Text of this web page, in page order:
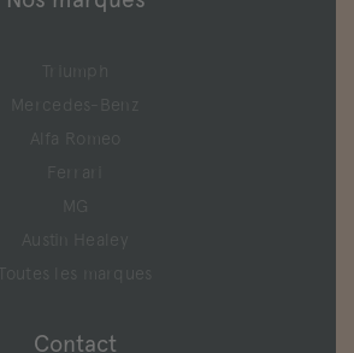
Triumph
Mercedes-Benz
Alfa Romeo
Ferrari
MG
Austin Healey
Toutes les marques
Contact